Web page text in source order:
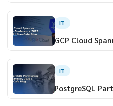
IT
GCP Cloud
IT
PostgreSQL